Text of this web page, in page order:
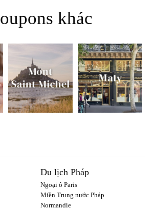
Coupons khác
Du lịch Pháp
Ngoại ô Paris
Miền Trung nước Pháp
Normandie